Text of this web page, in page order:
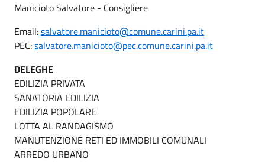
Manicioto Salvatore - Consigliere
Email:salvatore.manicioto@comune.carini.pa.it
PEC:salvatore.manicioto@pec.comune.carini.pa.it
DELEGHE
EDILIZIA PRIVATA
SANATORIA EDILIZIA
EDILIZIA POPOLARE
LOTTA AL RANDAGISMO
MANUTENZIONE RETI ED IMMOBILI COMUNALI
ARREDO URBANO